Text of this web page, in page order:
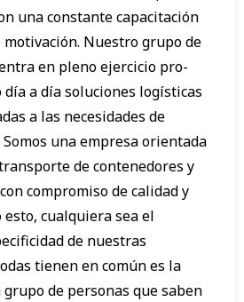
una constante capacitación
Nuestro grupo de
en pleno ejercicio pro-
a día soluciones logísticas
a las necesidades de
una empresa orientada
de contenedores y
compromiso de calidad y
esto, cualquiera sea el
de nuestras
tienen en común es la
de personas que saben